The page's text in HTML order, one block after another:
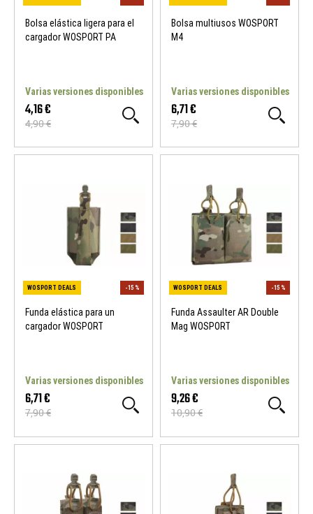
WOSPORT DEALS WOSPORT DEALS
Bolsa elástica ligera para el
cargador WOSPORT PA
Varias versiones disponibles
4,16 €
4,90 €
Bolsa multiusos WOSPORT
M4
Varias versiones disponibles
6,71 €
7,90 €
Funda elástica para un
cargador WOSPORT
Varias versiones disponibles
6,71 €
7,90 €
Funda Assaulter AR Double
Mag WOSPORT
Varias versiones disponibles
9,26 €
10,90 €